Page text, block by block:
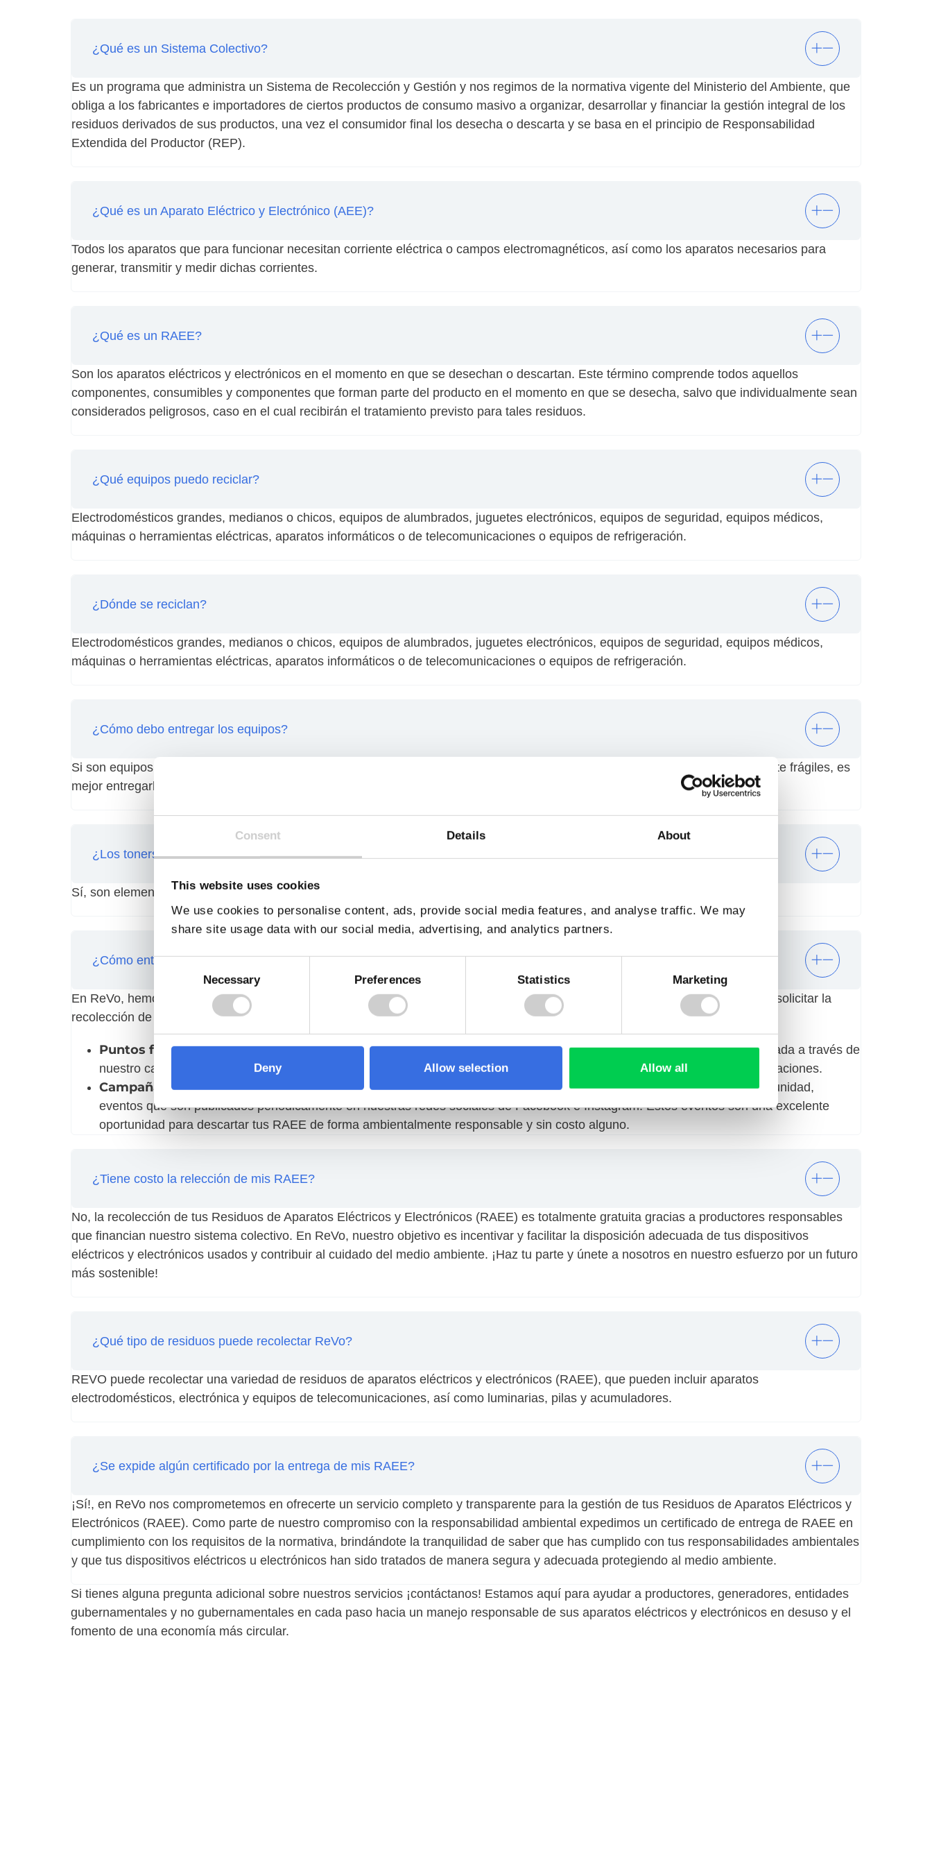
Consent Details About
This website uses cookies
We use cookies to personalise content, ads, provide social media features, and analyse traffic. We may
share site usage data with our social media, advertising, and analytics partners.
Consent
Necessary Preferences Statistics Marketing
Deny Allow selection Allow all
¿Qué es un Sistema Colectivo?
Es un programa que administra un Sistema de Recolección y Gestión y nos regimos de la normativa vigente del Ministerio del Ambiente, que
obliga a los fabricantes e importadores de ciertos productos de consumo masivo a organizar, desarrollar y financiar la gestión integral de los
residuos derivados de sus productos, una vez el consumidor final los desecha o descarta y se basa en el principio de Responsabilidad
Extendida del Productor (REP).
¿Qué es un Aparato Eléctrico y Electrónico (AEE)?
Todos los aparatos que para funcionar necesitan corriente eléctrica o campos electromagnéticos, así como los aparatos necesarios para
generar, transmitir y medir dichas corrientes.
¿Qué es un RAEE?
Son los aparatos eléctricos y electrónicos en el momento en que se desechan o descartan. Este término comprende todos aquellos
componentes, consumibles y componentes que forman parte del producto en el momento en que se desecha, salvo que individualmente sean
considerados peligrosos, caso en el cual recibirán el tratamiento previsto para tales residuos.
¿Qué equipos puedo reciclar?
Electrodomésticos grandes, medianos o chicos, equipos de alumbrados, juguetes electrónicos, equipos de seguridad, equipos médicos,
máquinas o herramientas eléctricas, aparatos informáticos o de telecomunicaciones o equipos de refrigeración.
¿Dónde se reciclan?
Electrodomésticos grandes, medianos o chicos, equipos de alumbrados, juguetes electrónicos, equipos de seguridad, equipos médicos,
máquinas o herramientas eléctricas, aparatos informáticos o de telecomunicaciones o equipos de refrigeración.
¿Cómo debo entregar los equipos?
Si son equipos grandes, pueden ser entregamos como tal, sin ser manipulados. Sin son equipos más pequeños y probablemente frágiles, es
mejor entregarlos en cajas o bolsas para evitar que se puedan dañar aún más.
¿Los toners, tinta, cables, focos, baterías, pilas y cargadores son RAEE?
Sí, son elementos y componentes de los RAEE y también deben ser reciclados.
¿Cómo entregar mis RAEE?
En ReVo, hemos diseñado nuestro proceso de recolección para que sea accesible a todos los habitantes de colombia. Puedes solicitar la
recolección de tus Residuos de Aparatos Eléctricos y Electrónicos (RAEE) de las siguientes maneras:
Puntos fijos de recolección:Visita cualquiera de nuestros puntos de recolección fijos, consulta su ubicación más cercada a través de
nuestro canal de whatsapp. Allí podrás dejar tus aparatos eléctricos y electrónicos usados de manera segura y sin complicaciones.
Campañas de recolección:Mantente atento a nuestros eventos de recolección organizados para tu empresa o tu comunidad,
eventos que son publicados periódicamente en nuestras redes sociales de Facebook e Instagram. Estos eventos son una excelente
oportunidad para descartar tus RAEE de forma ambientalmente responsable y sin costo alguno.
¿Tiene costo la relección de mis RAEE?
No, la recolección de tus Residuos de Aparatos Eléctricos y Electrónicos (RAEE) es totalmente gratuita gracias a productores responsables
que financian nuestro sistema colectivo. En ReVo, nuestro objetivo es incentivar y facilitar la disposición adecuada de tus dispositivos
eléctricos y electrónicos usados y contribuir al cuidado del medio ambiente. ¡Haz tu parte y únete a nosotros en nuestro esfuerzo por un futuro
más sostenible!
¿Qué tipo de residuos puede recolectar ReVo?
REVO puede recolectar una variedad de residuos de aparatos eléctricos y electrónicos (RAEE), que pueden incluir aparatos
electrodomésticos, electrónica y equipos de telecomunicaciones, así como luminarias, pilas y acumuladores.
¿Se expide algún certificado por la entrega de mis RAEE?
¡Sí!, en ReVo nos comprometemos en ofrecerte un servicio completo y transparente para la gestión de tus Residuos de Aparatos Eléctricos y
Electrónicos (RAEE). Como parte de nuestro compromiso con la responsabilidad ambiental expedimos un certificado de entrega de RAEE en
cumplimiento con los requisitos de la normativa, brindándote la tranquilidad de saber que has cumplido con tus responsabilidades ambientales
y que tus dispositivos eléctricos u electrónicos han sido tratados de manera segura y adecuada protegiendo al medio ambiente.
Si tienes alguna pregunta adicional sobre nuestros servicios ¡contáctanos! Estamos aquí para ayudar a productores, generadores, entidades
gubernamentales y no gubernamentales en cada paso hacia un manejo responsable de sus aparatos eléctricos y electrónicos en desuso y el
fomento de una economía más circular.